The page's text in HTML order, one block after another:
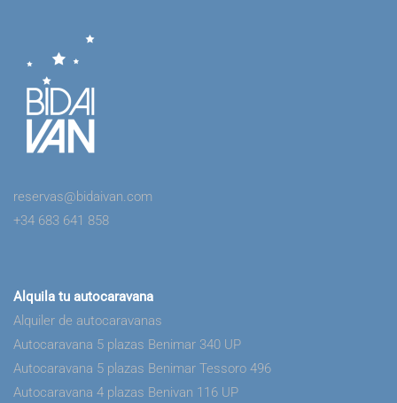
reservas@bidaivan.com
+34 683 641 858
Alquila tu autocaravana
Alquiler de autocaravanas
Autocaravana 5 plazas Benimar 340 UP
Autocaravana 5 plazas Benimar Tessoro 496
Autocaravana 4 plazas Benivan 116 UP